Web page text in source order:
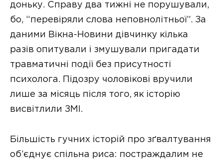
доньку. Справу два тижні не порушували,
бо, “перевіряли слова неповнолітньої”. За
даними Вікна-Новини дівчинку кілька
разів опитували і змушували пригадати
травматичні події без присутності
психолога. Підозру чоловікові вручили
лише за місяць після того, як історію
висвітлили ЗМІ.
Більшість гучних історій про зґвалтування
об’єднує спільна риса: постраждалим не